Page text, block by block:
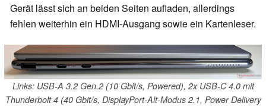
Gerät lässt sich an beiden Seiten aufladen, allerdings
fehlen weiterhin ein HDMI-Ausgang sowie ein Kartenleser.
Links: USB-A 3.2 Gen.2 (10 Gbit/s, Powered), 2x USB-C 4.0 mit
Thunderbolt 4 (40 Gbit/s, DisplayPort-Alt-Modus 2.1, Power Delivery